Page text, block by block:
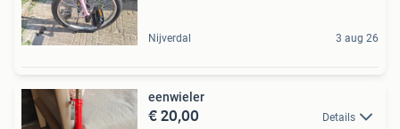
Nijverdal 3 aug 26
eenwieler
€ 20,00 Details